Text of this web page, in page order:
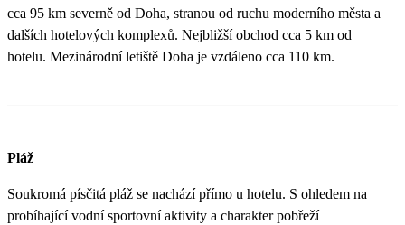
cca 95 km severně od Doha, stranou od ruchu moderního města a
dalších hotelových komplexů. Nejbližší obchod cca 5 km od
hotelu. Mezinárodní letiště Doha je vzdáleno cca 110 km.
Pláž
Soukromá písčitá pláž se nachází přímo u hotelu. S ohledem na
probíhající vodní sportovní aktivity a charakter pobřeží